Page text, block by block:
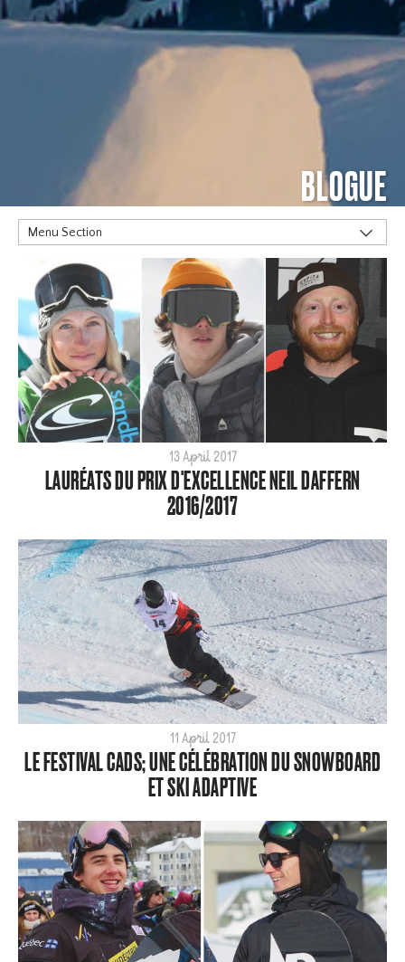
BLOGUE
Menu Section
MOTS CLÉS
Alpine
Big Air
Flat Planet
Halfpipe
Home
Olympics
Snow
Style
Tech
World Cup
ARCHIVE
2026
2024
2021
2020
2019
2018
2017
13 April 2017
LAURÉATS DU PRIX D'EXCELLENCE NEIL DAFFERN
2016/2017
11 April 2017
LE FESTIVAL CADS; UNE CÉLÉBRATION DU SNOWBOARD
ET SKI ADAPTIVE